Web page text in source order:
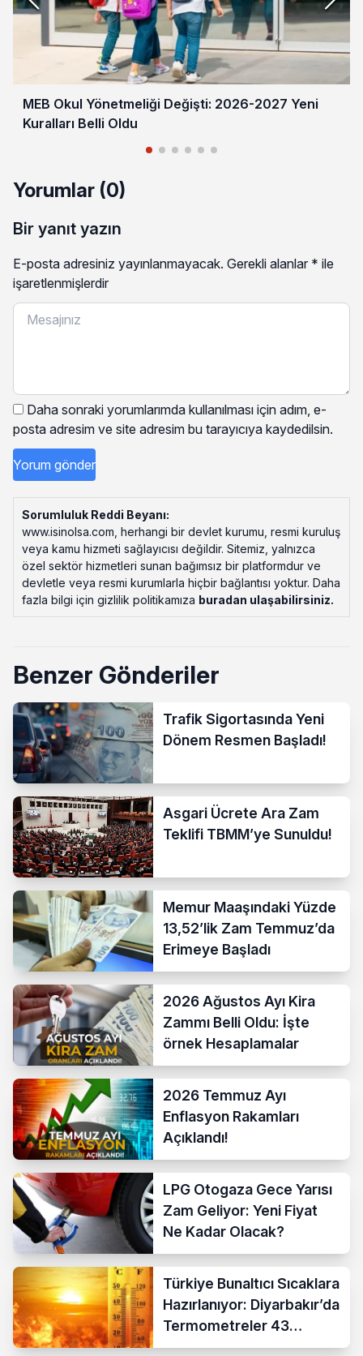
MEB Okul Yönetmeliği Değişti: 2026-2027 Yeni
Kuralları Belli Oldu
Yorumlar (0)
Bir yanıt yazın
E-posta adresiniz yayınlanmayacak. Gerekli alanlar * ile
işaretlenmişlerdir
Daha sonraki yorumlarımda kullanılması için adım, e-
posta adresim ve site adresim bu tarayıcıya kaydedilsin.
Sorumluluk Reddi Beyanı:
www.isinolsa.com, herhangi bir devlet kurumu, resmi kuruluş
veya kamu hizmeti sağlayıcısı değildir. Sitemiz, yalnızca
özel sektör hizmetleri sunan bağımsız bir platformdur ve
devletle veya resmi kurumlarla hiçbir bağlantısı yoktur. Daha
fazla bilgi için gizlilik politikamıza buradan ulaşabilirsiniz.
Benzer Gönderiler
Trafik Sigortasında Yeni
Dönem Resmen Başladı!
Asgari Ücrete Ara Zam
Teklifi TBMM’ye Sunuldu!
Memur Maaşındaki Yüzde
13,52’lik Zam Temmuz’da
Erimeye Başladı
2026 Ağustos Ayı Kira
Zammı Belli Oldu: İşte
örnek Hesaplamalar
2026 Temmuz Ayı
Enflasyon Rakamları
Açıklandı!
LPG Otogaza Gece Yarısı
Zam Geliyor: Yeni Fiyat
Ne Kadar Olacak?
Türkiye Bunaltıcı Sıcaklara
Hazırlanıyor: Diyarbakır’da
Termometreler 43
Dereceyi Gösterecek